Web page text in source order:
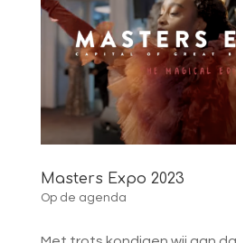
Masters Expo 2023
Op de agenda